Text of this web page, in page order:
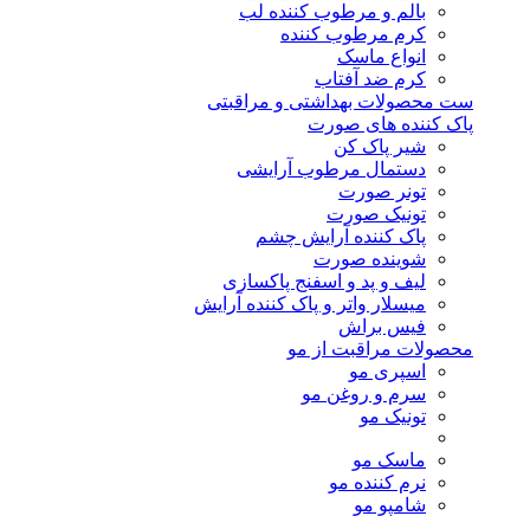
بالم و مرطوب کننده لب
کرم مرطوب کننده
انواع ماسک
کرم ضد آفتاب
ست محصولات بهداشتی و مراقبتی
پاک کننده های صورت
شیر پاک کن
دستمال مرطوب آرایشی
تونر صورت
تونیک صورت
پاک کننده آرایش چشم
شوینده صورت
لیف و پد و اسفنج پاکسازی
میسلار واتر و پاک کننده آرایش
فیس براش
محصولات مراقبت از مو
اسپری مو
سرم و روغن مو
تونیک مو
ماسک مو
نرم کننده مو
شامپو مو